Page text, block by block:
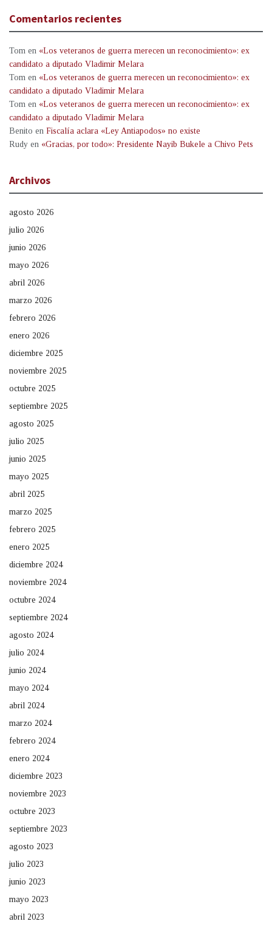
Comentarios recientes
Tom en «Los veteranos de guerra merecen un reconocimiento»: ex
candidato a diputado Vladimir Melara
Tom en «Los veteranos de guerra merecen un reconocimiento»: ex
candidato a diputado Vladimir Melara
Tom en «Los veteranos de guerra merecen un reconocimiento»: ex
candidato a diputado Vladimir Melara
Benito en Fiscalía aclara «Ley Antiapodos» no existe
Rudy en «Gracias, por todo»: Presidente Nayib Bukele a Chivo Pets
Archivos
agosto 2026
julio 2026
junio 2026
mayo 2026
abril 2026
marzo 2026
febrero 2026
enero 2026
diciembre 2025
noviembre 2025
octubre 2025
septiembre 2025
agosto 2025
julio 2025
junio 2025
mayo 2025
abril 2025
marzo 2025
febrero 2025
enero 2025
diciembre 2024
noviembre 2024
octubre 2024
septiembre 2024
agosto 2024
julio 2024
junio 2024
mayo 2024
abril 2024
marzo 2024
febrero 2024
enero 2024
diciembre 2023
noviembre 2023
octubre 2023
septiembre 2023
agosto 2023
julio 2023
junio 2023
mayo 2023
abril 2023